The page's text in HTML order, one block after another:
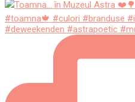
#deweekenden #astrapoetic